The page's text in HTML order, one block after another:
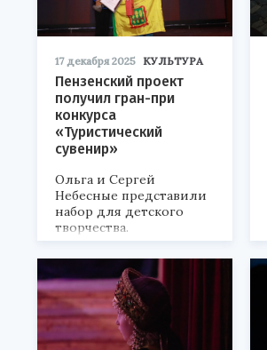
17 декабря 2025 КУЛЬТУРА
Пензенский проект
получил гран-при
конкурса
«Туристический
сувенир»
Ольга и Сергей
Небесные представили
набор для детского
творчества.